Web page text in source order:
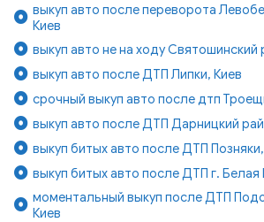
выкуп авто после переворота
Киев
выкуп авто не на ходу Святошинский
выкуп авто после ДТП Липки, Киев
срочный выкуп авто после дтп
выкуп авто после ДТП Дарницкий
выкуп битых авто после ДТП
выкуп битых авто после ДТП г. Белая
моментальный выкуп после ДТП
Киев